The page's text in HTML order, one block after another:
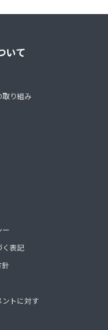
いて
取り組み
ー
く表記
針
ントに対す